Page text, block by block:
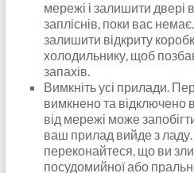
мережі і залишити двері
запліснів, поки вас
залишити відкриту
холодильнику, щоб
запахів.
Вимкніть усі прилади.
вимкнено та відключено
від мережі може
ваш прилад вийде з
переконайтеся, що ви
посудомийної або